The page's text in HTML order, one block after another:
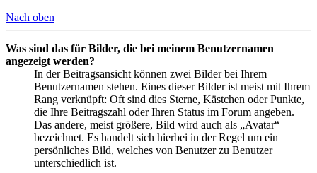
Nach oben
Was sind das für Bilder, die bei meinem Benutzernamen
angezeigt werden?
In der Beitragsansicht können zwei Bilder bei Ihrem
Benutzernamen stehen. Eines dieser Bilder ist meist mit Ihrem
Rang verknüpft: Oft sind dies Sterne, Kästchen oder Punkte,
die Ihre Beitragszahl oder Ihren Status im Forum angeben.
Das andere, meist größere, Bild wird auch als „Avatar“
bezeichnet. Es handelt sich hierbei in der Regel um ein
persönliches Bild, welches von Benutzer zu Benutzer
unterschiedlich ist.